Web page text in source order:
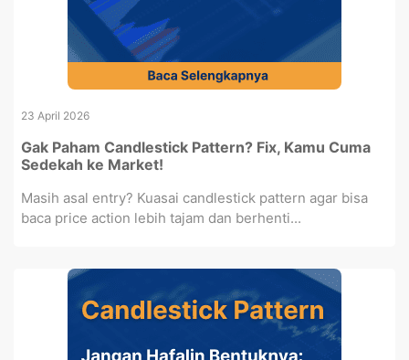
23 April 2026
Gak Paham Candlestick Pattern? Fix, Kamu Cuma
Sedekah ke Market!
Masih asal entry? Kuasai candlestick pattern agar bisa
baca price action lebih tajam dan berhenti...